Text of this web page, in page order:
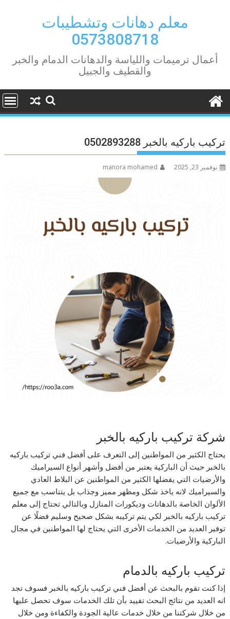
معلم دهانات وتشطيبات
0573808718
أعمال ترميمات واللياسة والدهانات الدمام والخبر
والقطيف والجبيل
تركيب باركيه بالخبر 0502893288
نوفمبر 23, 2025 manora mohamed
شركة تركيب باركيه بالخبر
يحتاج الكثير من المواطنين إلى التعرف على أفضل فني تركيب باركيه
بالخبر حيث أن الباركية يعتبر من أفضل وأشهر أنواع السيراميك
والأرضيات التي يفضلها الكثير من المواطنين عن البلاط العادي
والسيراميك لانه ياخذ شكل ومظهر مميز وجذاب بل يتناسب مع جميع
الألوان الخاصة بالدهانات وديكورات المنازل وبالتالي تحتاج إلى معلم
تركيب باركيه بالخبر لكي يتم تركيبه بشكل صحيح وسليم فضلًا عن
توفير العديد من الخدمات الأخرى التي يحتاج لها المواطنين في مجال
الباركية والأرضيات.
تركيب باركيه بالدمام
إذا كنت تقوم بالبحث عن أفضل فني تركيب باركيه بالخبر فسوف تجد
انه العديد من نتائج البحث تفييد بأن تلك الخدمات سوف تحصل عليها
من خلال شركتنا من خلال خدمات عالية الجودة والكفاءة ومن خلال